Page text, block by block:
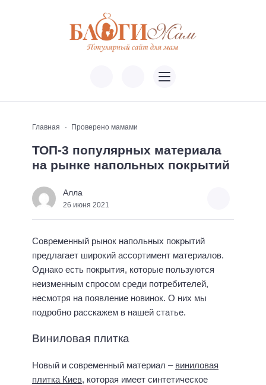
Главная Проверено мамами
ТОП-3 популярных материала
на рынке напольных покрытий
Алла
26 июня 2021
Современный рынок напольных покрытий
предлагает широкий ассортимент материалов.
Однако есть покрытия, которые пользуются
неизменным спросом среди потребителей,
несмотря на появление новинок. О них мы
подробно расскажем в нашей статье.
Виниловая плитка
Новый и современный материал – виниловая
плитка Киев, которая имеет синтетическое